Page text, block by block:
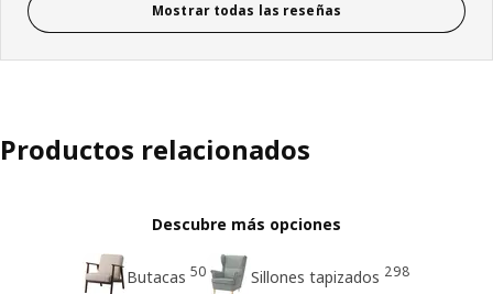
Mostrar todas las reseñas
Productos relacionados
Descubre más opciones
Butacas 50 Sillones tapizados 298